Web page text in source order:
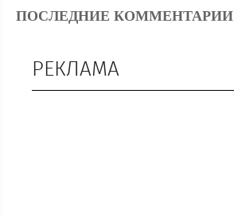
ПОСЛЕДНИЕ КОММЕНТАРИИ
РЕКЛАМА